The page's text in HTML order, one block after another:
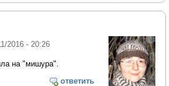
2016 - 20:26
на "мишура".
ответить